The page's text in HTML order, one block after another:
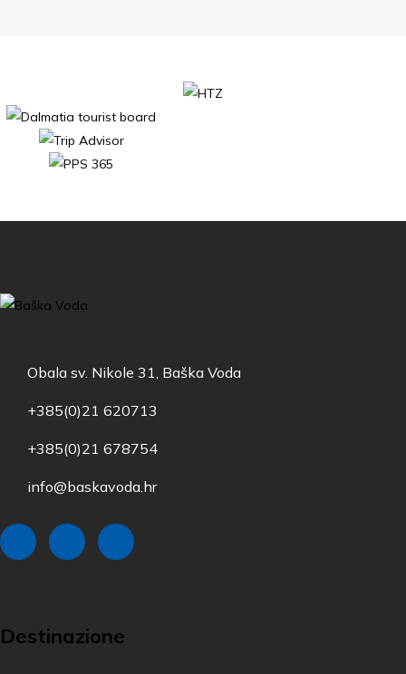
Obala sv. Nikole 31, Baška Voda
+385(0)21 620713
+385(0)21 678754
info@baskavoda.hr
Destinazione